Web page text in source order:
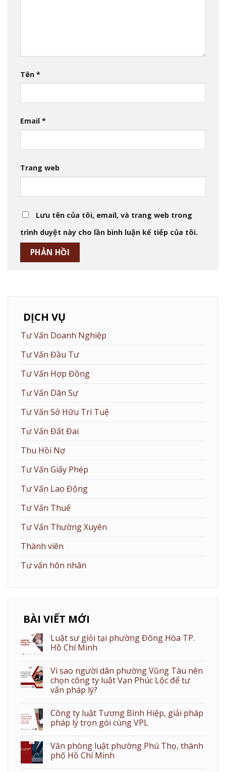
Tên *
Email *
Trang web
Lưu tên của tôi, email, và trang web trong
trình duyệt này cho lần bình luận kế tiếp của tôi.
DỊCH VỤ
Tư Vấn Doanh Nghiệp
Tư Vấn Đầu Tư
Tư Vấn Hợp Đồng
Tư Vấn Dân Sự
Tư Vấn Sở Hữu Trí Tuệ
Tư Vấn Đất Đai
Thu Hồi Nợ
Tư Vấn Giấy Phép
Tư Vấn Lao Động
Tư Vấn Thuế
Tư Vấn Thường Xuyên
Thành viên
Tư vấn hôn nhân
BÀI VIẾT MỚI
Luật sư giỏi tại phường Đông Hòa TP.
Hồ Chí Minh
Vì sao người dân phường Vũng Tàu nên
chọn công ty luật Vạn Phúc Lộc để tư
vấn pháp lý?
Công ty luật Tương Bình Hiệp, giải pháp
pháp lý trọn gói cùng VPL
Văn phòng luật phường Phú Thọ, thành
phố Hồ Chí Minh